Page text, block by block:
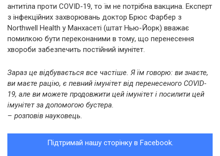
антитіла проти COVID-19, то їм не потрібна вакцина. Експерт
з інфекційних захворювань доктор Брюс Фарбер з
Northwell Health у Манхасеті (штат Нью-Йорк) вважає
помилкою бути переконаними в тому, що перенесення
хвороби забезпечить постійний імунітет.
Зараз це відбувається все частіше. Я їм говорю: ви знаєте,
ви маєте рацію, є певний імунітет від перенесеного COVID-
19, але ви можете продовжити цей імунітет і посилити цей
імунітет за допомогою бустера.
– розповів науковець.
Підтримай нашу сторінку в Facebook.